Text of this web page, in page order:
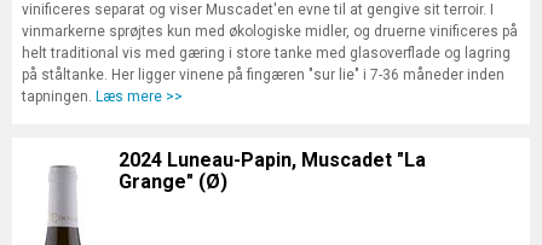
vinificeres separat og viser Muscadet'en evne til at gengive sit terroir. I
vinmarkerne sprøjtes kun med økologiske midler, og druerne vinificeres på
helt traditional vis med gæring i store tanke med glasoverflade og lagring
på ståltanke. Her ligger vinene på fingæren "sur lie" i 7-36 måneder inden
tapningen. Læs mere >>
2024 Luneau-Papin, Muscadet "La
Grange" (Ø)